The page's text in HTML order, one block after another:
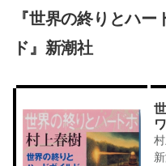
『世界の終りとハ
ド』新潮社